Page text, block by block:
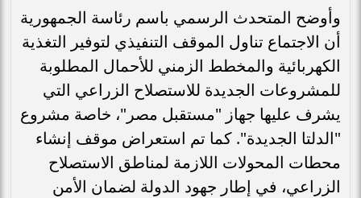
وأوضح المتحدث الرسمي باسم رئاسة الجمهورية
أن الاجتماع تناول الموقف التنفيذي لتوفير التغذية
الكهربائية والمخطط الزمني للأحمال المطلوبة
للمشروعات الجديدة للاستصلاح الزراعي التي
يشرف عليها جهاز "مستقبل مصر"، خاصة مشروع
"الدلتا الجديدة". كما تم استعراض موقف إنشاء
محطات المحولات اللازمة لمناطق الاستصلاح
الزراعي، في إطار جهود الدولة لضمان الأمن